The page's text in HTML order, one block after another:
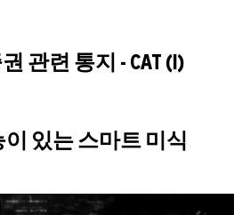
관련 통지 - CAT (I)
있는 스마트 미식